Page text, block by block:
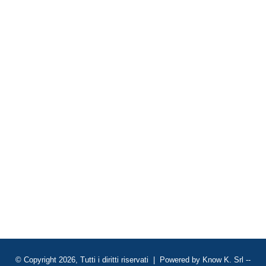
© Copyright 2026, Tutti i diritti riservati | Powered by Know K. Srl --